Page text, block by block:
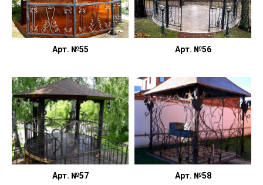
Арт. №55 Арт. №56
Арт. №57 Арт. №58